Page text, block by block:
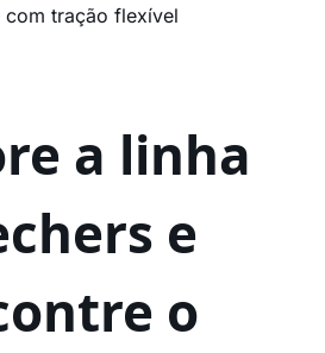
com tração flexível
a linha
e
o